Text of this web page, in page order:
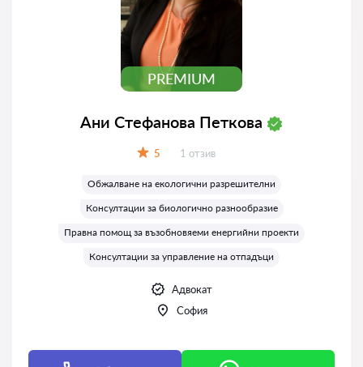
PREMIUM
Ани Стефанова Петкова
5 Отзиви:
1 отзив
Обжалване на екологични разрешителни
Консултации за биологично разнообразие
Правна помощ за възобновяеми енергийни проекти
Консултации за управление на отпадъци
Адвокат
София